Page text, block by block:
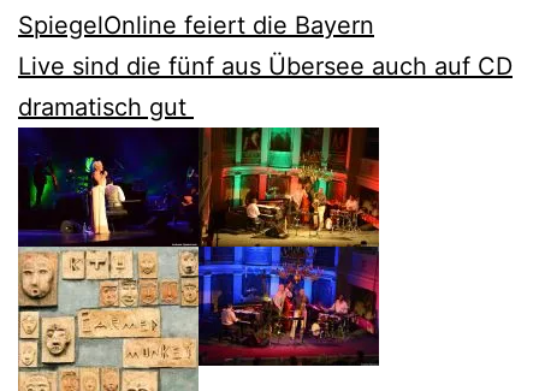
SpiegelOnline feiert die Bayern
Live sind die fünf aus Übersee auch auf CD
dramatisch gut